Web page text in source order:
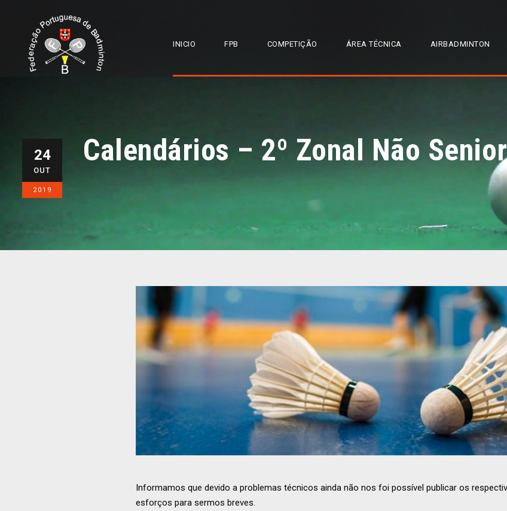
INICIO FPB COMPETIÇÃO ÁREA TÉCNICA AIRBADMINTON
24
OUT
2019
Calendários – 2º Zonal Não
Informamos que devido a problemas técnicos ainda não nos foi possível publicar os
esforços para sermos breves.